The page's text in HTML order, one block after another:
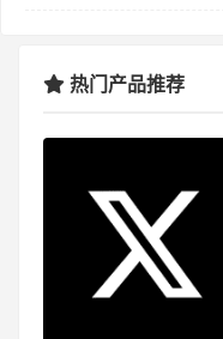
热门产品推荐